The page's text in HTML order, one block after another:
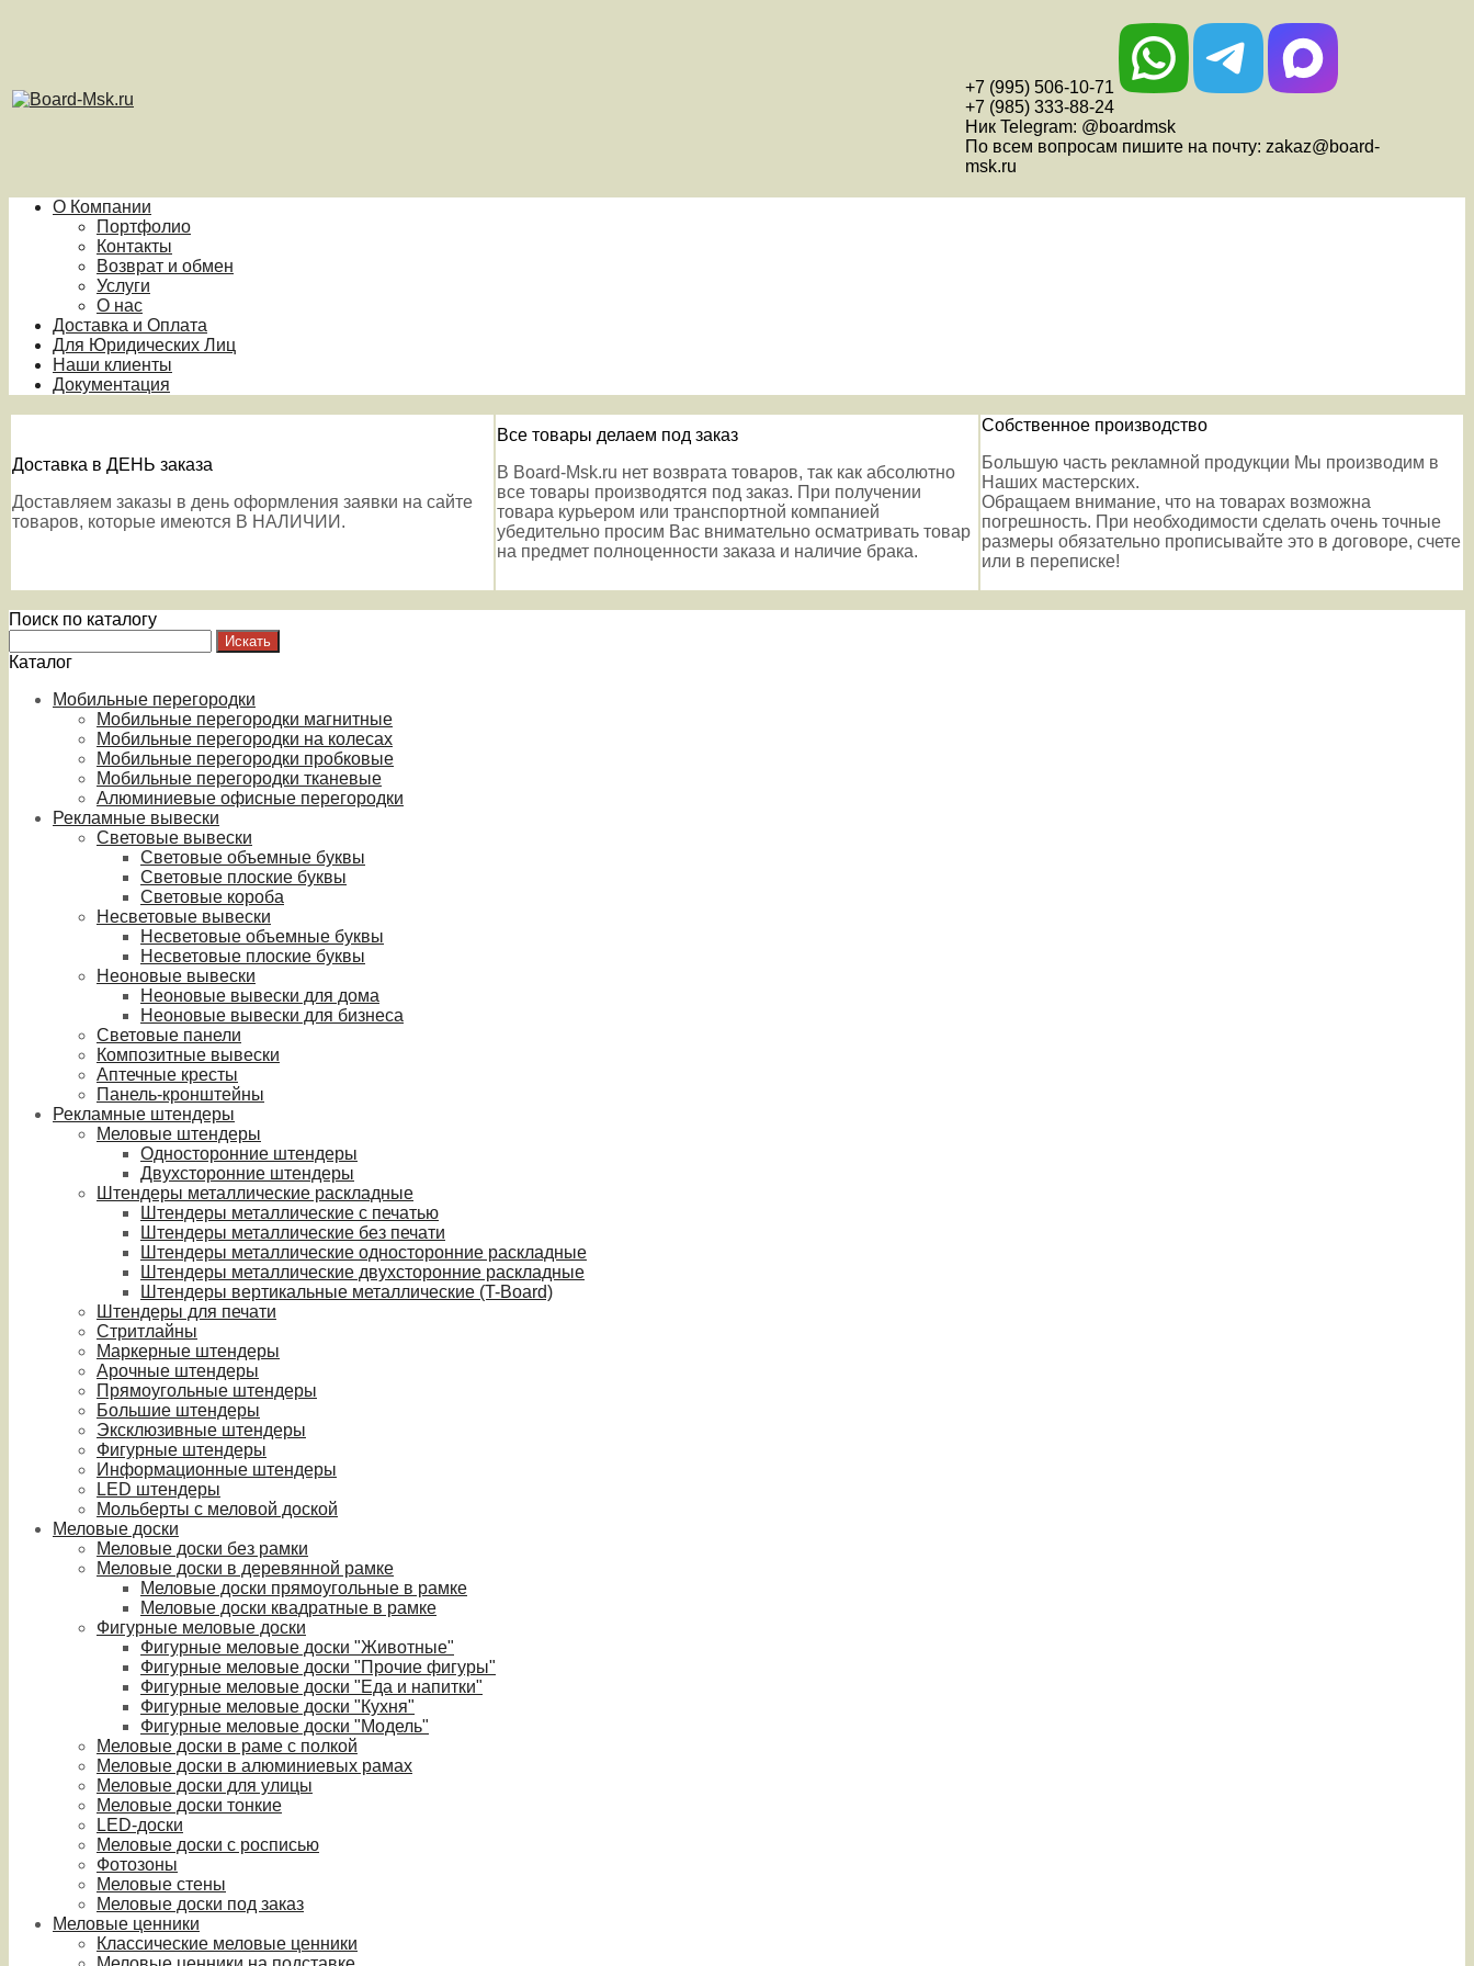
+7 (995) 506-10-71
+7 (985) 333-88-24
Ник Telegram: @boardmsk
По всем вопросам пишите на почту: zakaz@board-
msk.ru
О Компании
Портфолио
Контакты
Возврат и обмен
Услуги
О нас
Доставка и Оплата
Для Юридических Лиц
Наши клиенты
Документация
Доставка в ДЕНЬ заказа
Доставляем заказы в день оформления заявки на сайте
товаров, которые имеются В НАЛИЧИИ.
Все товары делаем под заказ
В Board-Msk.ru нет возврата товаров, так как абсолютно
все товары производятся под заказ. При получении
товара курьером или транспортной компанией
убедительно просим Вас внимательно осматривать товар
на предмет полноценности заказа и наличие брака.
Собственное производство
Большую часть рекламной продукции Мы производим в
Наших мастерских.
Обращаем внимание, что на товарах возможна
погрешность. При необходимости сделать очень точные
размеры обязательно прописывайте это в договоре, счете
или в переписке!
Поиск по каталогу
Каталог
Мобильные перегородки
Мобильные перегородки магнитные
Мобильные перегородки на колесах
Мобильные перегородки пробковые
Мобильные перегородки тканевые
Алюминиевые офисные перегородки
Рекламные вывески
Световые вывески
Световые объемные буквы
Световые плоские буквы
Световые короба
Несветовые вывески
Несветовые объемные буквы
Несветовые плоские буквы
Неоновые вывески
Неоновые вывески для дома
Неоновые вывески для бизнеса
Световые панели
Композитные вывески
Аптечные кресты
Панель-кронштейны
Рекламные штендеры
Меловые штендеры
Односторонние штендеры
Двухсторонние штендеры
Штендеры металлические раскладные
Штендеры металлические с печатью
Штендеры металлические без печати
Штендеры металлические односторонние раскладные
Штендеры металлические двухсторонние раскладные
Штендеры вертикальные металлические (T-Board)
Штендеры для печати
Стритлайны
Маркерные штендеры
Арочные штендеры
Прямоугольные штендеры
Большие штендеры
Эксклюзивные штендеры
Фигурные штендеры
Информационные штендеры
LED штендеры
Мольберты с меловой доской
Меловые доски
Меловые доски без рамки
Меловые доски в деревянной рамке
Меловые доски прямоугольные в рамке
Меловые доски квадратные в рамке
Фигурные меловые доски
Фигурные меловые доски "Животные"
Фигурные меловые доски "Прочие фигуры"
Фигурные меловые доски "Еда и напитки"
Фигурные меловые доски "Кухня"
Фигурные меловые доски "Модель"
Меловые доски в раме с полкой
Меловые доски в алюминиевых рамах
Меловые доски для улицы
Меловые доски тонкие
LED-доски
Меловые доски с росписью
Фотозоны
Меловые стены
Меловые доски под заказ
Меловые ценники
Классические меловые ценники